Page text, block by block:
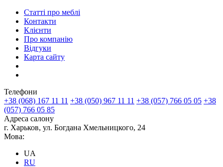
Статті про меблі
Контакти
Клієнти
Про компанію
Відгуки
Карта сайту
Телефони
+38 (068) 167 11 11 +38 (050) 967 11 11 +38 (057) 766 05 05 +38
(057) 766 05 85
Адреса салону
г. Харьков, ул. Богдана Хмельницкого, 24
Мова:
UA
RU